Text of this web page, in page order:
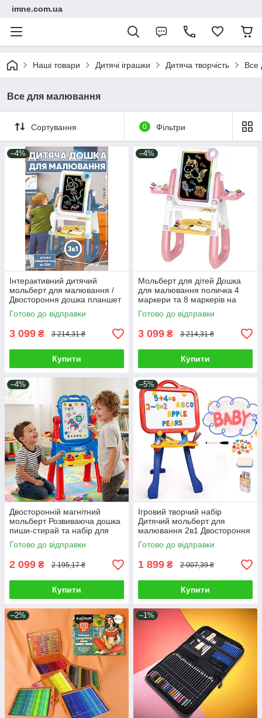
imne.com.ua
Наші товари Дитячі іграшки Дитяча творчість Все
Все для малювання
Сортування 0 Фільтри
–4%
Інтерактивний дитячий
мольберт для малювання /
Двостороння дошка планшет
пиши стирай маркери творча
зона
Готово до відправки
3 099 ₴ 3 214,31 ₴
Купити
–4%
Мольберт для дітей Дошка
для малювання поличка 4
маркери та 8 маркерів на
водній основі яскраве
підсвічування 3в1
Готово до відправки
3 099 ₴ 3 214,31 ₴
Купити
–4%
Двосторонній магнітний
мольберт Розвиваюча дошка
пиши-стирай та набір для
малювання 42 магніти 6
маркерів крейда
Готово до відправки
2 099 ₴ 2 195,17 ₴
Купити
–5%
Ігровий творчий набір
Дитячий мольберт для
малювання 2в1 Двостороння
дошка планшетка 8 маркерів
12 крейди
Готово до відправки
1 899 ₴ 2 007,39 ₴
Купити
–2% –1%